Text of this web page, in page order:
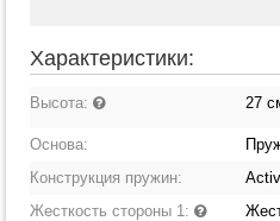
Характеристики:
Высота: 27
Основа:
Конструкция пружин:
Жесткость стороны 1: